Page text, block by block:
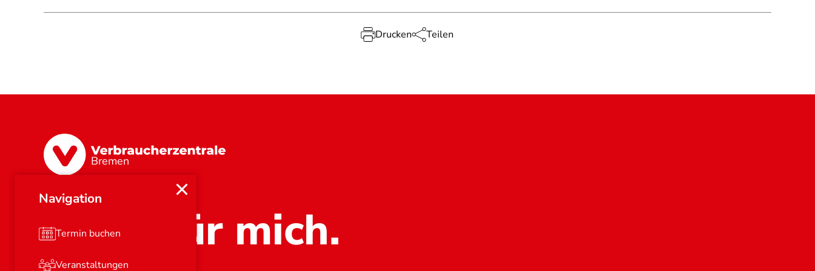
Navigation
Termin buchen
Veranstaltungen
Drucken Teilen
Bremen
Stark für mich.